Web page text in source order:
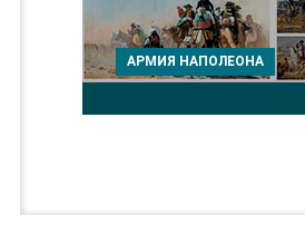
АРМИЯ НАПОЛЕОНА